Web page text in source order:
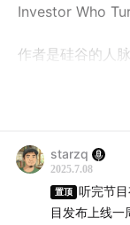
Investor Who
作者是硅谷的人
IN 播客的主播
人之一。
想聊下这本书的
starzq
2025.7.08
置顶
听完节
目发布上线一